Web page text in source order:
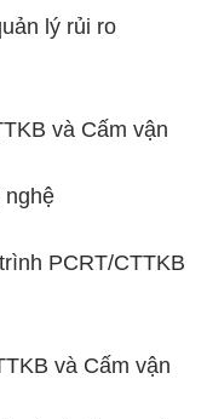
lý rủi ro
và Cấm vận
nghệ
PCRT/CTTKB
và Cấm vận